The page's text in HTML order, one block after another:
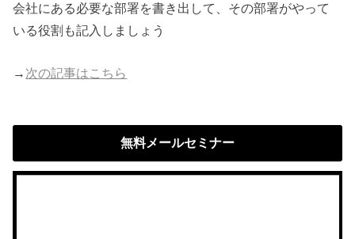
会社にある必要な部署を書き出して、その部署がやって
いる役割も記入しましょう
→ 次の記事はこちら
無料メールセミナー